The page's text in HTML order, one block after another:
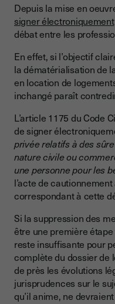
Depuis la mise en
signer électroniquement
débat entre les
En effet, si l’objectif
la dématérialisation de
en location de
inchangé paraît
L’article 1175 du Code
de signer
privée relatifs à des
nature civile ou
une personne pour les
l’acte de
correspondant à cette
Si la suppression des
être une première
reste insuffisante pour
complète du dossier de
de près les évolutions
jurisprudences sur le
qu’il anime, ne